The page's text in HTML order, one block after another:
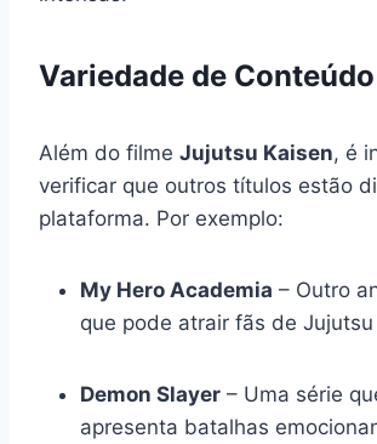
Variedade de Conteúdo
Além do filme Jujutsu Kaisen, é
verificar que outros títulos estão
plataforma. Por exemplo:
My Hero Academia – Outro
que pode atrair fãs de Jujutsu
Demon Slayer – Uma série
apresenta batalhas